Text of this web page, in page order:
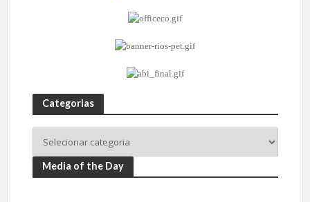
Categorias
Media of the Day